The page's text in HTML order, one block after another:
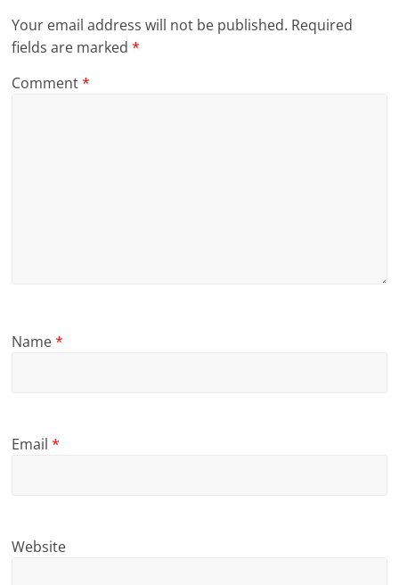
Your email address will not be published. Required
fields are marked*
Comment*
Name*
Email*
Website